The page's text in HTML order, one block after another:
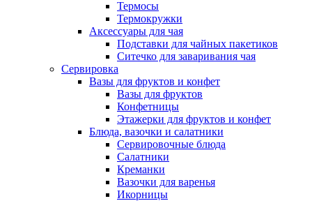
Термосы
Термокружки
Аксессуары для чая
Подставки для чайных пакетиков
Ситечко для заваривания чая
Сервировка
Вазы для фруктов и конфет
Вазы для фруктов
Конфетницы
Этажерки для фруктов и конфет
Блюда, вазочки и салатники
Сервировочные блюда
Салатники
Креманки
Вазочки для варенья
Икорницы